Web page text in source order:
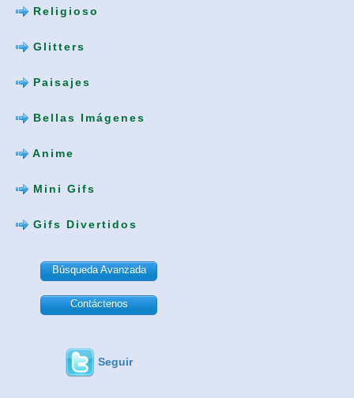
Religioso
Glitters
Paisajes
Bellas Imágenes
Anime
Mini Gifs
Gifs Divertidos
Búsqueda Avanzada
Contáctenos
Seguir